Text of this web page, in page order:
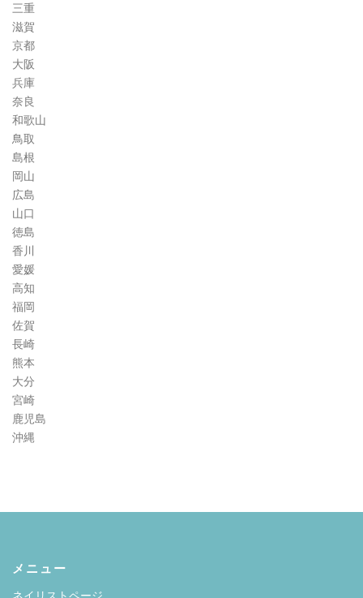
三重
滋賀
京都
大阪
兵庫
奈良
和歌山
鳥取
島根
岡山
広島
山口
徳島
香川
愛媛
高知
福岡
佐賀
長崎
熊本
大分
宮崎
鹿児島
沖縄
メニュー